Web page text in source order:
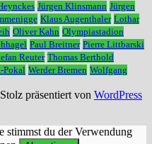
Jürgen Klinsmann Jürgen
Klaus Augenthaler Lothar
Oliver Kahn Olympiastadion
Paul Breitner Pierre Littbarski
Reuter Thomas Berthold
Pokal Werder Bremen Wolfgang
präsentiert von WordPress
stimmst du der Verwendung